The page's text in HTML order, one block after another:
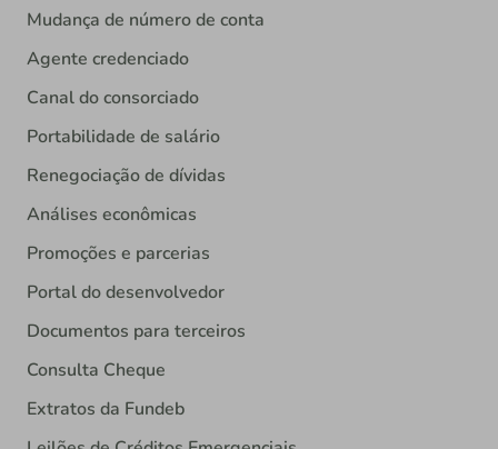
Mudança de número de conta
Agente credenciado
Canal do consorciado
Portabilidade de salário
Renegociação de dívidas
Análises econômicas
Promoções e parcerias
Portal do desenvolvedor
Documentos para terceiros
Consulta Cheque
Extratos da Fundeb